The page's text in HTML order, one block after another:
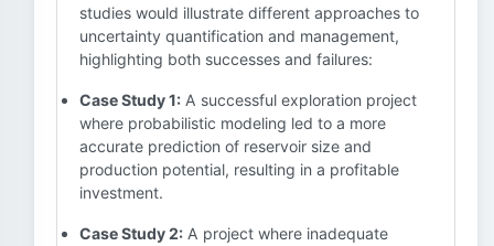
studies would illustrate different approaches to
uncertainty quantification and management,
highlighting both successes and failures:
Case Study 1: A successful exploration project
where probabilistic modeling led to a more
accurate prediction of reservoir size and
production potential, resulting in a profitable
investment.
Case Study 2: A project where inadequate